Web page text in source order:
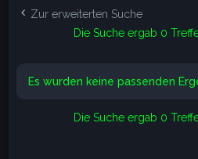
Zur erweiterten Suche
Die Suche ergab 0
Es wurden keine passenden
Die Suche ergab 0